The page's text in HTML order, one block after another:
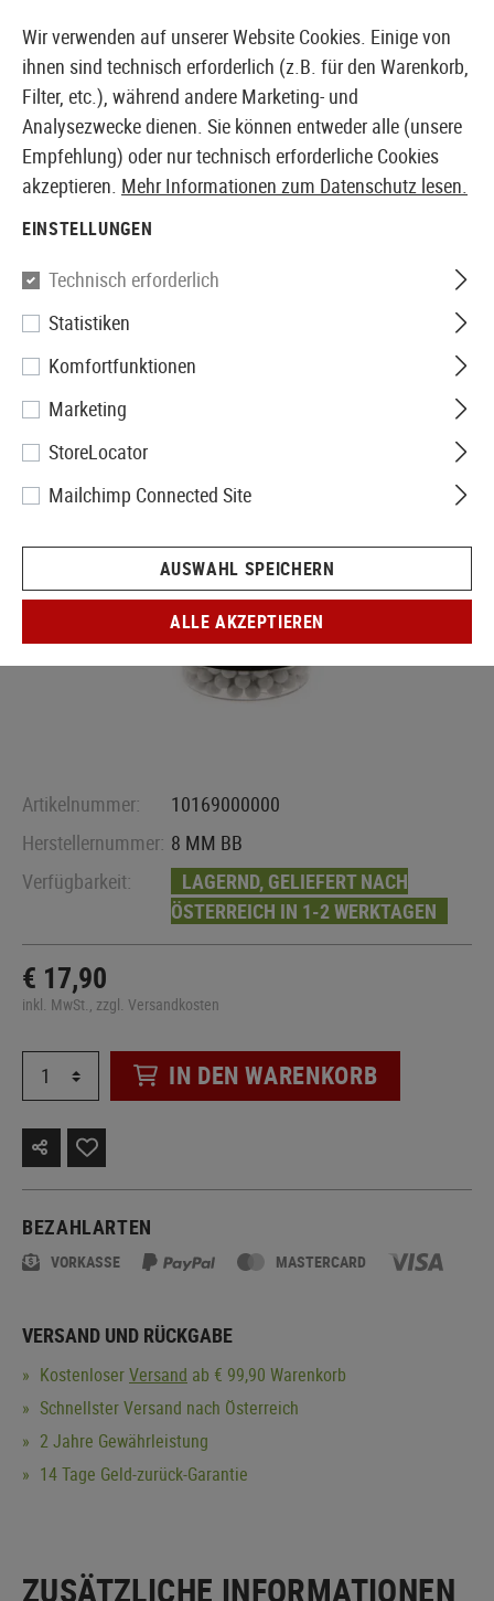
EUROPÄISCHER AIRSOFT SHOP & GROßHÄNDLER
Madbull
0.48g 8mm High Impact 850rds
Artikelnummer:
10169000000
Herstellernummer: 8 MM BB
Verfügbarkeit:
LAGERND, GELIEFERT NACH
ÖSTERREICH IN 1-2 WERKTAGEN
€ 17,90
inkl. MwSt., zzgl. Versandkosten
IN DEN WARENKORB
BEZAHLARTEN
VORKASSE MASTERCARD
VERSAND UND RÜCKGABE
KostenloserVersand ab € 99,90 Warenkorb
Schnellster Versand nach Österreich
2 Jahre Gewährleistung
14 Tage Geld-zurück-Garantie
ZUSÄTZLICHE INFORMATIONEN
Wir verwenden auf unserer Website Cookies. Einige von
ihnen sind technisch erforderlich (z.B. für den Warenkorb,
Filter, etc.), während andere Marketing- und
Analysezwecke dienen. Sie können entweder alle (unsere
Empfehlung) oder nur technisch erforderliche Cookies
akzeptieren. Mehr Informationen zum Datenschutz lesen.
EINSTELLUNGEN
Technisch erforderlich
Statistiken
Komfortfunktionen
Marketing
StoreLocator
Mailchimp Connected Site
AUSWAHL SPEICHERN
ALLE AKZEPTIEREN